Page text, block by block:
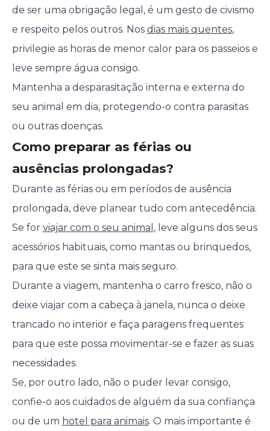
de ser uma obrigação legal, é um gesto de civismo
e respeito pelos outros. Nos dias mais quentes,
privilegie as horas de menor calor para os passeios e
leve sempre água consigo.
Mantenha a desparasitação interna e externa do
seu animal em dia, protegendo-o contra parasitas
ou outras doenças.
Como preparar as férias ou
ausências prolongadas?
Durante as férias ou em períodos de ausência
prolongada, deve planear tudo com antecedência.
Se for viajar com o seu animal , leve alguns dos seus
acessórios habituais, como mantas ou brinquedos,
para que este se sinta mais seguro.
Durante a viagem, mantenha o carro fresco, não o
deixe viajar com a cabeça à janela, nunca o deixe
trancado no interior e faça paragens frequentes
para que este possa movimentar-se e fazer as suas
necessidades.
Se, por outro lado, não o puder levar consigo,
confie-o aos cuidados de alguém da sua confiança
ou de um hotel para animais. O mais importante é